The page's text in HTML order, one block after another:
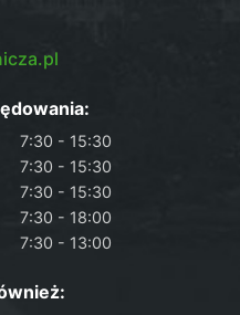
7:30 - 15:30
7:30 - 15:30
7:30 - 15:30
7:30 - 18:00
7:30 - 13:00